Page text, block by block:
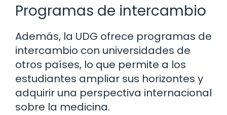
Programas de intercambio
Además, la UDG ofrece programas de
intercambio con universidades de
otros países, lo que permite a los
estudiantes ampliar sus horizontes y
adquirir una perspectiva internacional
sobre la medicina.